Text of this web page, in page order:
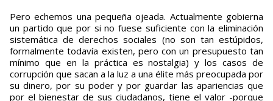
Pero echemos una pequeña ojeada. Actualmente gobierna
un partido que por si no fuese suficiente con la eliminación
sistemática de derechos sociales (no son tan estúpidos,
formalmente todavía existen, pero con un presupuesto tan
mínimo que en la práctica es nostalgia) y los casos de
corrupción que sacan a la luz a una élite más preocupada por
su dinero, por su poder y por guardar las apariencias que
por el bienestar de sus ciudadanos, tiene el valor -porque